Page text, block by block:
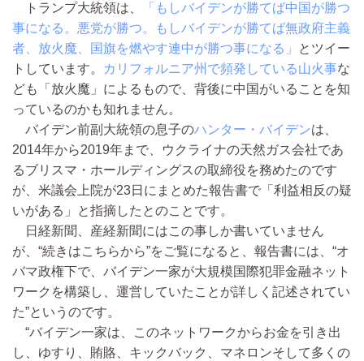
トランプ大統領は、
「もしバイデンが勝てば中国が勝つ
事になる。悪党が勝つ。もしバイデンが勝てば無政府主義
者、放火魔、国旗を燃やす連中が勝つ事になる」
とツイー
トしています。
カリフォルニア州で頻発している山火事な
ども「放火魔」によるもので、背後に中国がいることを知
っているのかも知れません。
バイデン前副大統領の息子のハンター・バイデンは、
2014年から2019年まで、ウクライナの天然ガス会社であ
るブリスマ・ホールディングスの取締役を務めたのです
が、米議会上院が23日にまとめた報告書で「利益相反の疑
いがある」と指摘したとのことです。
日経新聞、産経新聞にはこの事しか書いていません
が、“続きはこちらから”をご覧になると、報告書には、“オ
バマ政権下で、バイデン一家が大規模国際犯罪金融ネット
ワークを構築し、運営していたことが詳しく記述されてい
た”というのです。
“バイデン一家は、このネットワークからお金を引き出
し、ゆすり、賄賂、キックバック、マネロンそして多くの